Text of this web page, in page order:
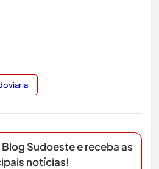
Sudoeste e receba as
notícias!